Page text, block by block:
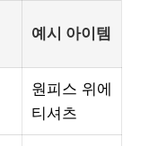
예시 아이템
원피스 위에
티셔츠